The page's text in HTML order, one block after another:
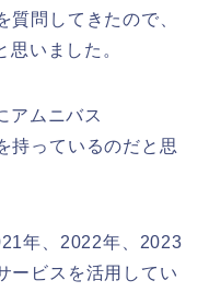
質問してきたので、
いました。
アムニバス
持っているのだと思
年、2022年、2023
ービスを活用してい